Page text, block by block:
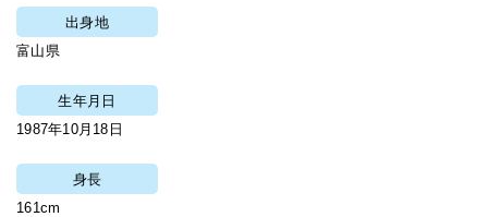
出身地
富山県
生年月日
1987年10月18日
身長
161cm